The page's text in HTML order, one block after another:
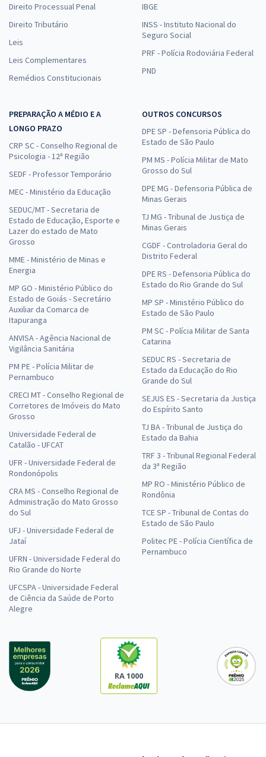
Direito Processual Penal
Direito Tributário
Leis
Leis Complementares
Remédios Constitucionais
IBGE
INSS - Instituto Nacional do
Seguro Social
PRF - Polícia Rodoviária Federal
PND
PREPARAÇÃO A MÉDIO E A
LONGO PRAZO
CRP SC - Conselho Regional de
Psicologia - 12ª Região
SEDF - Professor Temporário
MEC - Ministério da Educação
SEDUC/MT - Secretaria de
Estado de Educação, Esporte e
Lazer do estado de Mato
Grosso
MME - Ministério de Minas e
Energia
MP GO - Ministério Público do
Estado de Goiás - Secretário
Auxiliar da Comarca de
Itapuranga
ANVISA - Agência Nacional de
Vigilância Sanitária
PM PE - Polícia Militar de
Pernambuco
CRECI MT - Conselho Regional de
Corretores de Imóveis do Mato
Grosso
Universidade Federal de
Catalão - UFCAT
UFR - Universidade Federal de
Rondonópolis
CRA MS - Conselho Regional de
Administração do Mato Grosso
do Sul
UFJ - Universidade Federal de
Jataí
UFRN - Universidade Federal do
Rio Grande do Norte
UFCSPA - Universidade Federal
de Ciência da Saúde de Porto
Alegre
OUTROS CONCURSOS
DPE SP - Defensoria Pública do
Estado de São Paulo
PM MS - Polícia Militar de Mato
Grosso do Sul
DPE MG - Defensoria Pública de
Minas Gerais
TJ MG - Tribunal de Justiça de
Minas Gerais
CGDF - Controladoria Geral do
Distrito Federal
DPE RS - Defensoria Pública do
Estado do Rio Grande do Sul
MP SP - Ministério Público do
Estado de São Paulo
PM SC - Polícia Militar de Santa
Catarina
SEDUC RS - Secretaria de
Estado da Educação do Rio
Grande do Sul
SEJUS ES - Secretaria da Justiça
do Espírito Santo
TJ BA - Tribunal de Justiça do
Estado da Bahia
TRF 3 - Tribunal Regional Federal
da 3ª Região
MP RO - Ministério Público de
Rondônia
TCE SP - Tribunal de Contas do
Estado de São Paulo
Politec PE - Polícia Científica de
Pernambuco
RA 1000